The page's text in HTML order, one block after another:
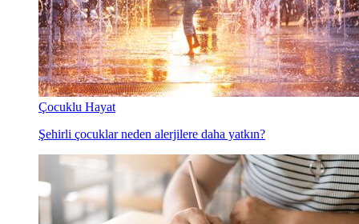
Çocuklu Hayat
Şehirli çocuklar neden alerjilere daha yatkın?